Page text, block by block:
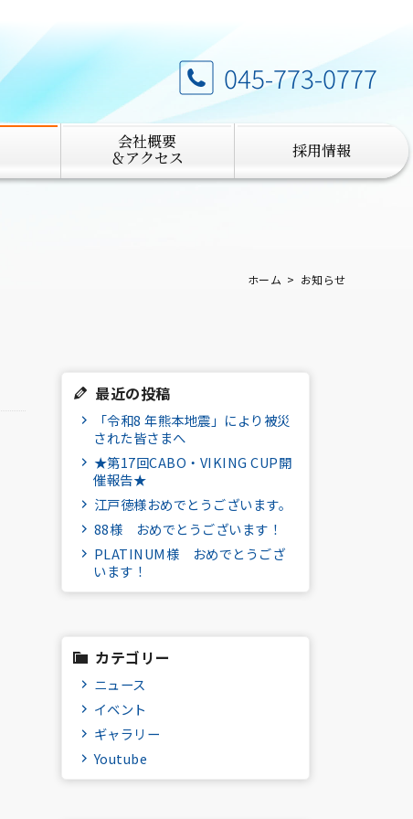
045-773-0777
会社概要
＆アクセス 採用情報
ホーム お知らせ
最近の投稿
「令和8 年熊本地震」により被災
された皆さまへ
★第17回CABO・VIKING CUP開
催報告★
江戸徳様おめでとうございます。
88様 おめでとうございます！
PLATINUM様 おめでとうござ
います！
カテゴリー
ニュース
イベント
ギャラリー
Youtube